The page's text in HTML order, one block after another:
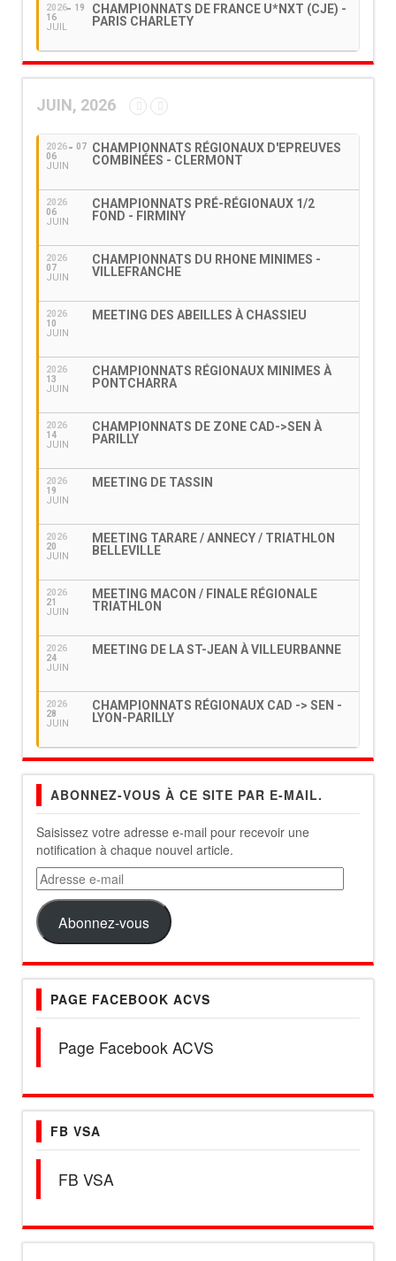
2026
16
JUIL
19
CHAMPIONNATS DE FRANCE U*NXT (CJE) -
PARIS CHARLETY
JUIN, 2026
2026
06
JUIN
07
CHAMPIONNATS RÉGIONAUX D'EPREUVES
COMBINÉES - CLERMONT
2026
06
JUIN
CHAMPIONNATS PRÉ-RÉGIONAUX 1/2
FOND - FIRMINY
2026
07
JUIN
CHAMPIONNATS DU RHONE MINIMES -
VILLEFRANCHE
2026
10
JUIN
MEETING DES ABEILLES À CHASSIEU
2026
13
JUIN
CHAMPIONNATS RÉGIONAUX MINIMES À
PONTCHARRA
2026
14
JUIN
CHAMPIONNATS DE ZONE CAD->SEN À
PARILLY
2026
19
JUIN
MEETING DE TASSIN
2026
20
JUIN
MEETING TARARE / ANNECY / TRIATHLON
BELLEVILLE
2026
21
JUIN
MEETING MACON / FINALE RÉGIONALE
TRIATHLON
2026
24
JUIN
MEETING DE LA ST-JEAN À VILLEURBANNE
2026
28
JUIN
CHAMPIONNATS RÉGIONAUX CAD -> SEN -
LYON-PARILLY
ABONNEZ-VOUS À CE SITE PAR E-MAIL.
Saisissez votre adresse e-mail pour recevoir une
notification à chaque nouvel article.
Adresse
e-
mail
Abonnez-vous
PAGE FACEBOOK ACVS
Page Facebook ACVS
FB VSA
FB VSA